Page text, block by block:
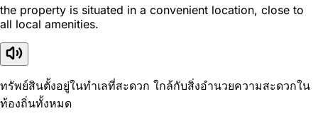
the property is situated in a convenient location, close to
all local amenities.
ทรัพย์สินตั้งอยู่ในทำเลที่สะดวก ใกล้กับสิ่งอำนวยความสะดวกใน
ท้องถิ่นทั้งหมด